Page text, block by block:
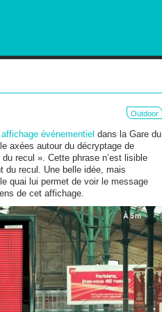
Outdoor
affichage événementiel dans la Gare du
axées autour du décryptage de
recul ». Cette phrase n’est lisible
du recul. Une belle idée, mais
quai lui permet de voir le message
de cet affichage.